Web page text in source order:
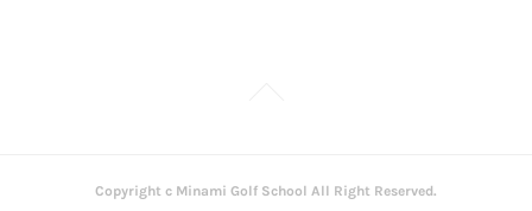
Copyright c Minami Golf School All Right Reserved.